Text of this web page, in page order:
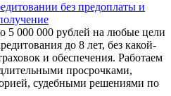
без предоплаты и
5 000 000 рублей на любые цели
до 8 лет, без какой-
и обеспечения. Работаем
просрочками,
судебными решениями по